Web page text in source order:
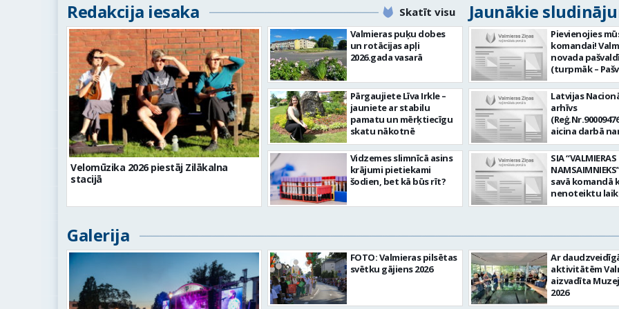
Redakcija iesaka Skatīt visu Jaunākie
Velomūzika 2026 piestāj Zilākalna
stacijā
Valmieras puķu dobes
un rotācijas apļi
2026.gada vasarā
Pārgaujiete Līva Irkle –
jauniete ar stabilu
pamatu un mērķtiecīgu
skatu nākotnē
Vidzemes slimnīcā asins
krājumi pietiekami
šodien, bet kā būs rīt?
Pievienojies
komandai!
novada
(turpmāk –
aicina darbā
Informācijas
centra (ITC)
tehnoloģiju
vieta: Rūjienas
Naukšēnu
teritorijās Ja
vēlme:
informācijas un
komunikācijas
IKT) saistīto
un operatīvu
nodrošināt
datortehnikas
atbalstu un ar to
saistīto
Latvijas
arhīvs
aicina darbā
pārzini (uz
laiku)
valsts arhīvā Mēs
Valmieras
arhīvā
dokumentāro
mantojumu.
pārraudzībā un
zonā ietilpst
Valkas,
Limbažu novadi.
SIA “VALMIERAS
savā komandā
nenoteiktu
SPECIALIZĒTĀ
pienākumi:
apkalpot
(arī kravas)
uzturēt
automobili
kārtībā. veikt
Galerija
FOTO: Valmieras pilsētas
svētku gājiens 2026
Ar
aktivitātēm
aizvadīta
2026